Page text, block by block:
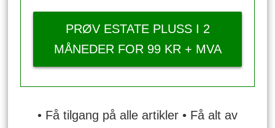
PRØV ESTATE PLUSS I 2
MÅNEDER FOR 99 KR + MVA
• Få tilgang på alle artikler • Få alt av